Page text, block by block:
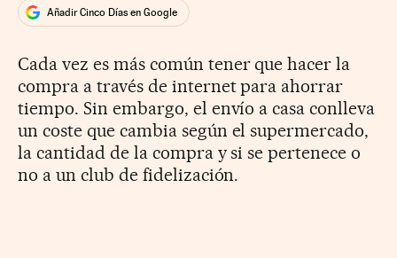
Añadir Cinco Días en Google
Cada vez es más común tener que hacer la
compra a través de internet para ahorrar
tiempo. Sin embargo, el envío a casa conlleva
un coste que cambia según el supermercado,
la cantidad de la compra y si se pertenece o
no a un club de fidelización.